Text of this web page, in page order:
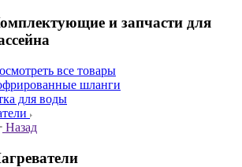
и запчасти для
все товары
шланги
для воды
Назад